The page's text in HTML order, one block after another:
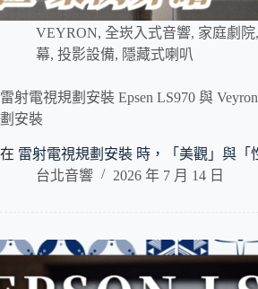
VEYRON, 全崁入式音響, 家庭劇院,
幕, 投影設備, 隱藏式喇叭
雷射電視規劃安裝 Epsen LS970 與
劃安裝
在 雷射電視規劃安裝 時，「美觀」與
台北音響
2026 年 7 月 14 日